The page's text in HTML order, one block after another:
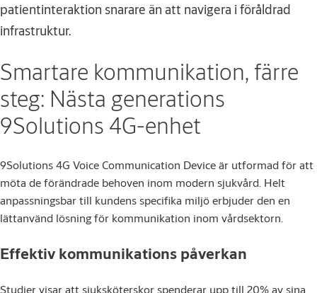
patientinteraktion snarare än att navigera i föråldrad
infrastruktur.
Smartare kommunikation, färre
steg: Nästa generations
9Solutions 4G-enhet
9Solutions 4G Voice Communication Device är utformad för att
möta de förändrade behoven inom modern sjukvård. Helt
anpassningsbar till kundens specifika miljö erbjuder den en
lättanvänd lösning för kommunikation inom vårdsektorn.
Effektiv kommunikations påverkan
Studier visar att sjuksköterskor spenderar upp till 20% av sina